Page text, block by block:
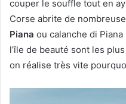
couper le souffle tout en
Corse abrite de
Piana ou calanche di
l’île de beauté sont les
on réalise très vite